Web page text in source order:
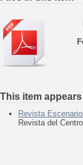
This item
Revista
Revista del